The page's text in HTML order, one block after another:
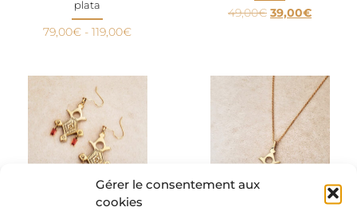
Gérer le consentement aux
cookies
plata
79,00€ - 119,00€
49,00€ 39,00€
Cruz de Agadez – pendientes Colgante Tuareg – collar largo